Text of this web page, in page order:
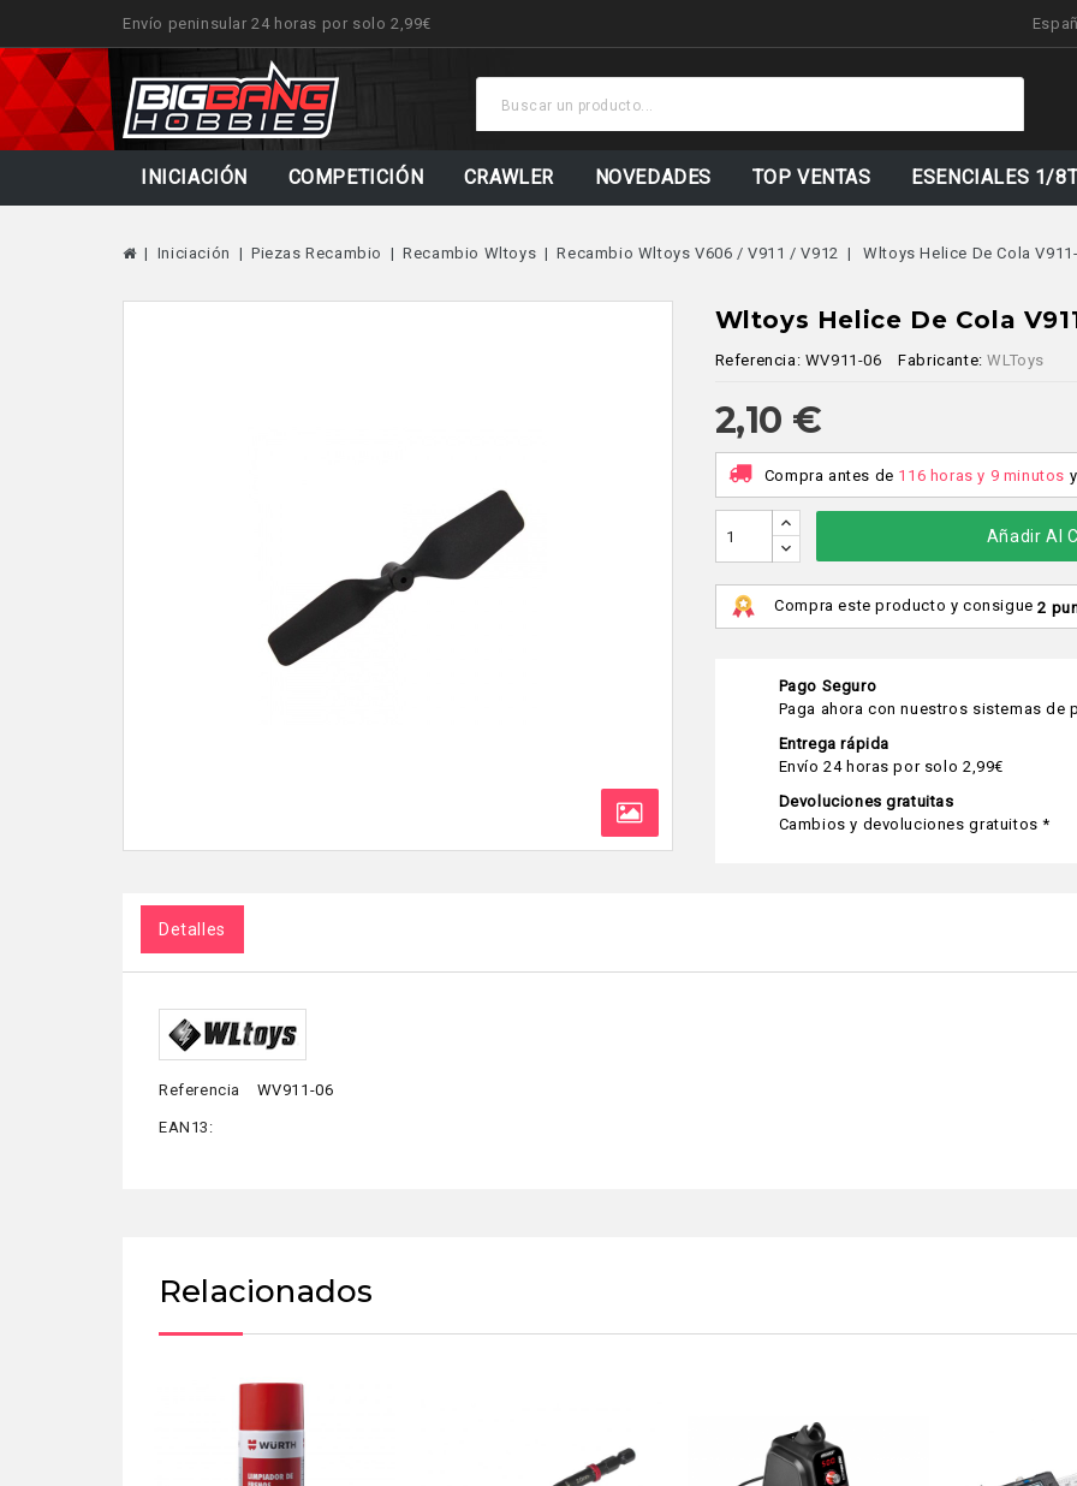
Envío peninsular 24 horas por solo 2,99€
INICIACIÓN COMPETICIÓN CRAWLER NOVEDADES TOP VENTAS ESENCIALES 1/
Iniciación Piezas Recambio Recambio Wltoys Recambio Wltoys V606 / V911 / V912 Wltoys Helice De Cola
Wltoys Helice De Cola
Referencia: WV911-06 Fabricante: WLToys
2,10 €
Compra antes de 116 horas y 9 minutos
Añadir Al
Compra este producto y consigue2
Pago Seguro
Paga ahora con nuestros sistemas de
Entrega rápida
Envío 24 horas por solo 2,99€
Devoluciones gratuitas
Cambios y devoluciones gratuitos *
Detalles
Referencia WV911-06
EAN13:
Relacionados